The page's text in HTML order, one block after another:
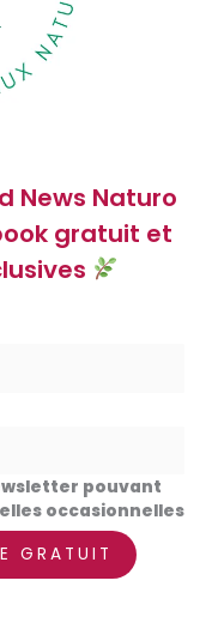
News Naturo
gratuit et
pouvant
occasionnelles